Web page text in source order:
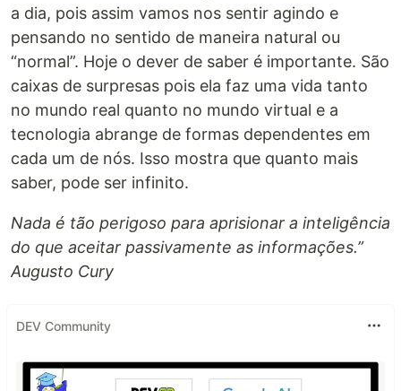
a dia, pois assim vamos nos sentir agindo e
pensando no sentido de maneira natural ou
“normal”. Hoje o dever de saber é importante. São
caixas de surpresas pois ela faz uma vida tanto
no mundo real quanto no mundo virtual e a
tecnologia abrange de formas dependentes em
cada um de nós. Isso mostra que quanto mais
saber, pode ser infinito.
Nada é tão perigoso para aprisionar a inteligência
do que aceitar passivamente as informações.”
Augusto Cury
DEV Community